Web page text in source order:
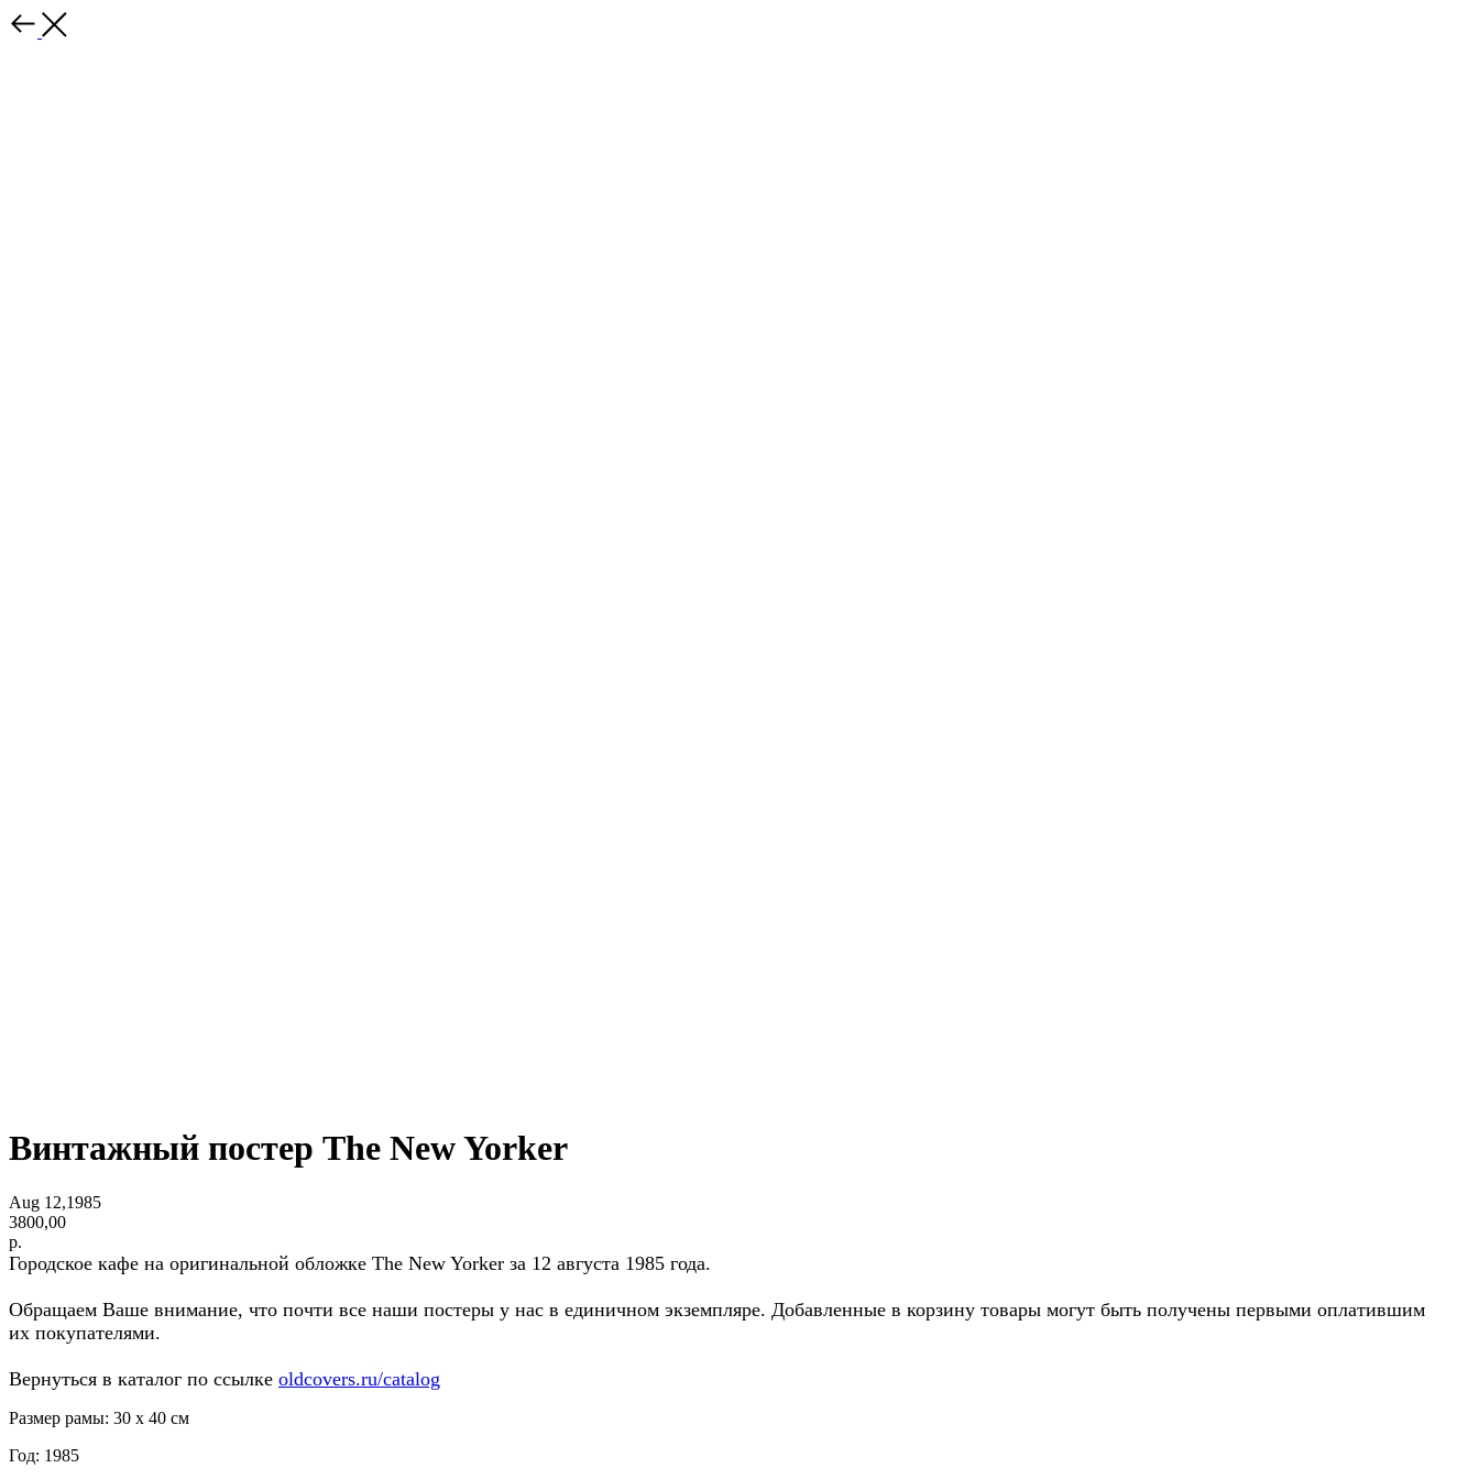
Винтажный постер The New Yorker
Aug 12,1985
3800,00
р.
Городское кафе на оригинальной обложке The New Yorker за 12 августа 1985 года.
Обращаем Ваше внимание, что почти все наши постеры у нас в единичном экземпляре. Добавленные в корзину товары могут быть получены первыми оплатившим
их покупателями.
Вернуться в каталог по ссылке oldcovers.ru/catalog
Размер рамы: 30 x 40 см
Год: 1985